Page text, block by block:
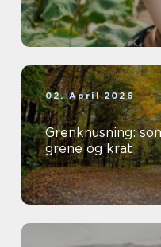
02. April 2026
Grenknusning:
grene og krat